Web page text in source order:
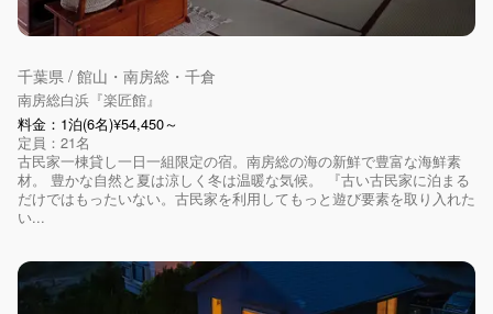
千葉県 / 館山・南房総・千倉
南房総白浜『楽匠館』
料金：1泊(6名)¥54,450～
定員：21名
古民家一棟貸し一日一組限定の宿。南房総の海の新鮮で豊富な海鮮素
材。 豊かな自然と夏は涼しく冬は温暖な気候。 『古い古民家に泊まる
だけではもったいない。古民家を利用してもっと遊び要素を取り入れた
い...